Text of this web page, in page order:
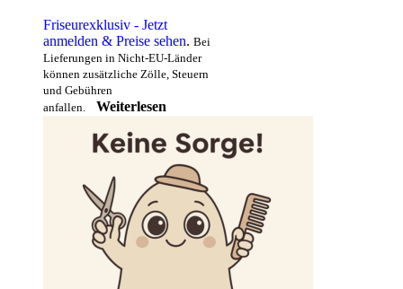
Friseurexklusiv - Jetzt
anmelden & Preise sehen. Bei
Lieferungen in Nicht-EU-Länder
können zusätzliche Zölle, Steuern
und Gebühren
anfallen.
Weiterlesen